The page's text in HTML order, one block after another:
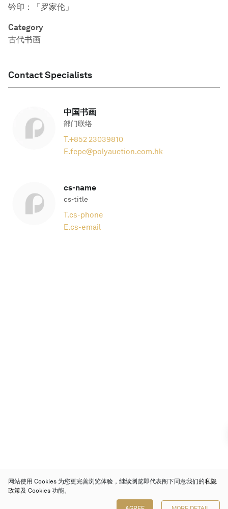
钤印：「罗家伦」
Category
古代书画
Contact Specialists
中国书画
部门联络
T.+852 23039810
E.fcpc@polyauction.com.hk
cs-name
cs-title
T.cs-phone
E.cs-email
网站使用 Cookies 为您更完善浏览体验，继续浏览即代表阁下同意我们的私隐
政策及 Cookies 功能。